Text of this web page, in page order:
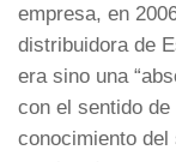
empresa, en
distribuidora de
era sino una
con el sentido
conocimiento